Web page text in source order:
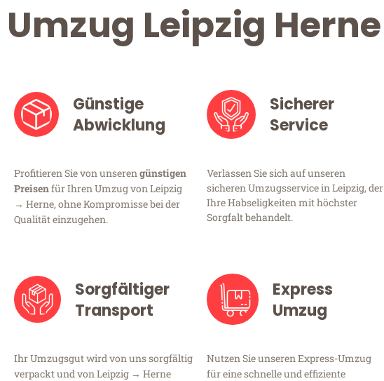
Umzug Leipzig Herne
Günstige
Abwicklung
Profitieren Sie von unserengünstigen
Preisenfür Ihren Umzug von Leipzig
→ Herne, ohne Kompromisse bei der
Qualität einzugehen.
Sicherer
Service
Verlassen Sie sich auf unseren
sicheren Umzugsservice in Leipzig, der
Ihre Habseligkeiten mit höchster
Sorgfalt behandelt.
Sorgfältiger
Transport
Ihr Umzugsgut wird von uns sorgfältig
verpackt und von Leipzig → Herne
Express
Umzug
Nutzen Sie unseren Express-Umzug
für eine schnelle und effiziente